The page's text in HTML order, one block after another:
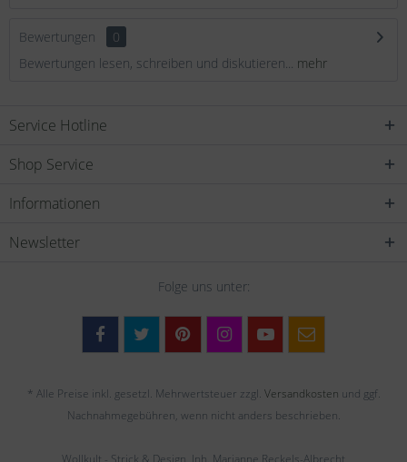
Bewertungen
0
Bewertungen lesen, schreiben und diskutieren... mehr
Service Hotline
Shop Service
Informationen
Newsletter
Folge uns unter:
* Alle Preise inkl. gesetzl. Mehrwertsteuer zzgl. Versandkosten und ggf.
Nachnahmegebühren, wenn nicht anders beschrieben.
Wollkult - Strick & Design, Inh. Marianne Reckels-Albrecht